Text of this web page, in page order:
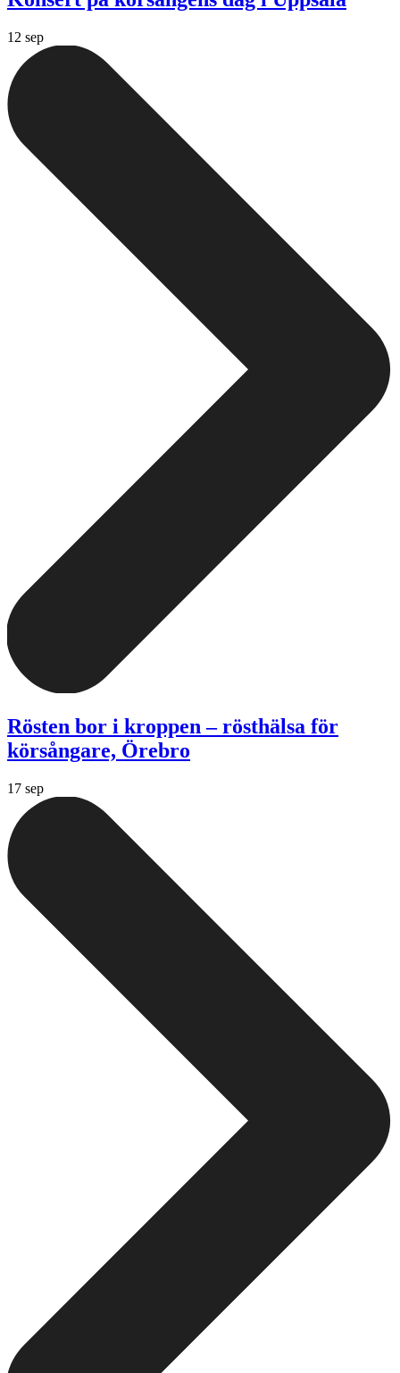
12 sep
Rösten bor i kroppen – rösthälsa för
körsångare, Örebro
17 sep